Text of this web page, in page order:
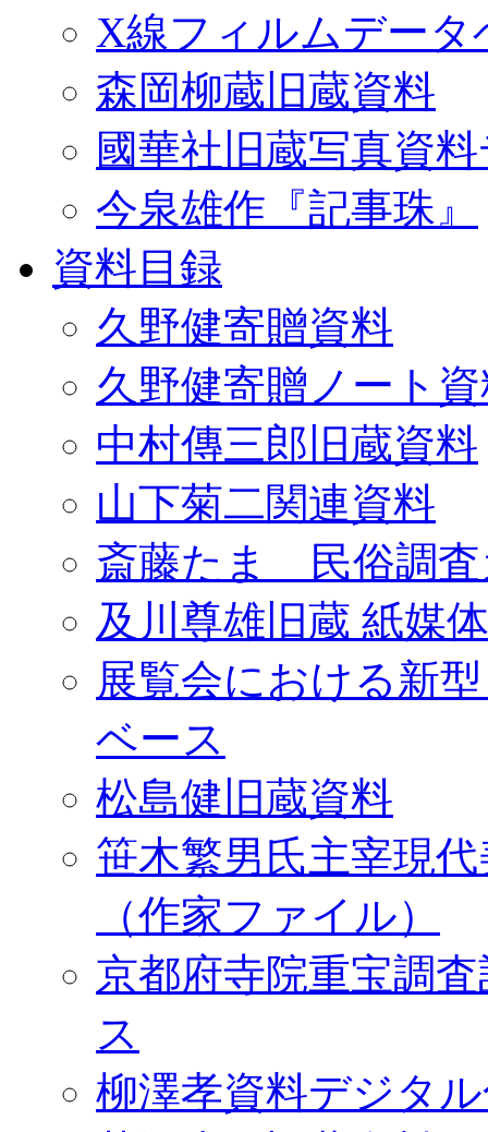
X線フィルムデータ
森岡柳蔵旧蔵資料
國華社旧蔵写真資
今泉雄作『記事珠』
資料目録
久野健寄贈資料
久野健寄贈ノート
中村傳三郎旧蔵資料
山下菊二関連資料
斎藤たま 民俗調査
及川尊雄旧蔵 紙媒
展覧会における新
ベース
松島健旧蔵資料
笹木繁男氏主宰現
（作家ファイル）
京都府寺院重宝調
ス
柳澤孝資料デジタ